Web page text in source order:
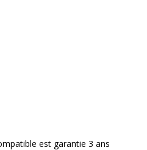
est garantie 3 ans